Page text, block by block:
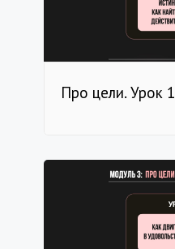
Про цели. Урок 1